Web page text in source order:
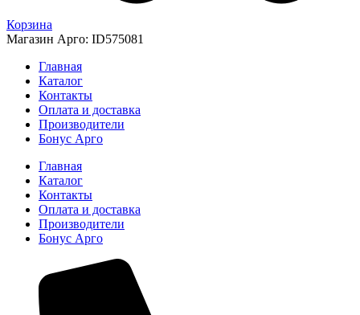
Корзина
Магазин Арго: ID575081
Главная
Каталог
Контакты
Оплата и доставка
Производители
Бонус Арго
Главная
Каталог
Контакты
Оплата и доставка
Производители
Бонус Арго